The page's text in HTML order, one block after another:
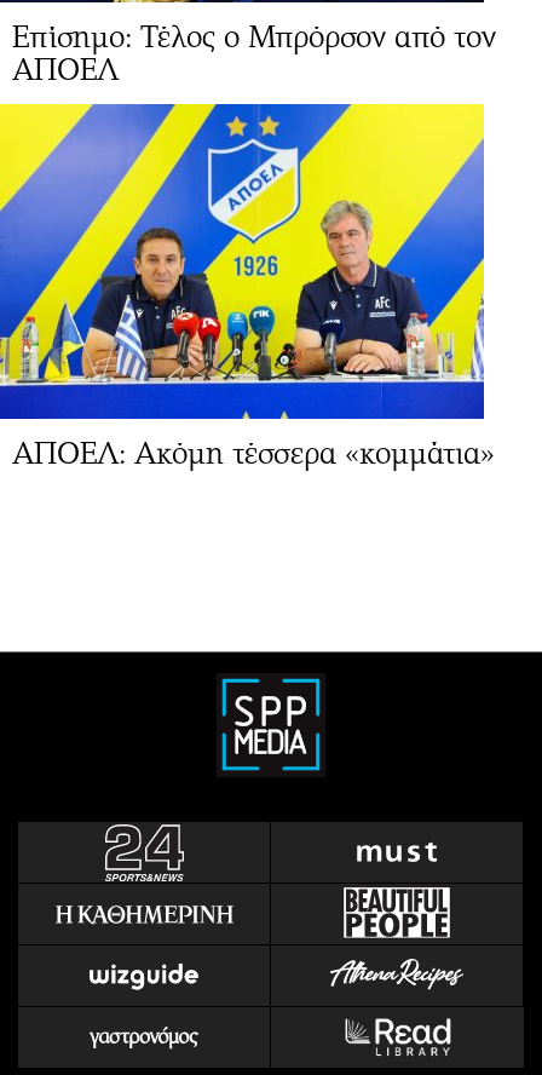
Επίσημο: Τέλος ο Μπρόρσον από τον
ΑΠΟΕΛ
ΑΠΟΕΛ: Ακόμη τέσσερα «κομμάτια»